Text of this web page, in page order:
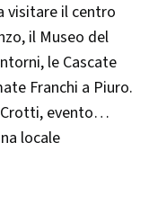
visitare il centro
il Museo del
le Cascate
Franchi a Piuro.
evento
locale